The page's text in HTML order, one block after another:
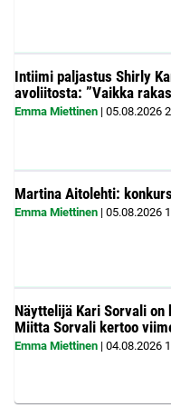
Intiimi paljastus Shirly
avoliitosta: ”Vaikka
Emma Miettinen | 05.08.2026
Martina Aitolehti:
Emma Miettinen | 05.08.2026
Näyttelijä Kari Sorvali on
Miitta Sorvali kertoo
Emma Miettinen | 04.08.2026